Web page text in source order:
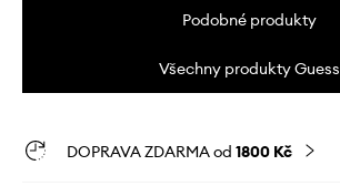
Podobné produkty
Všechny produkty Guess
DOPRAVA ZDARMA od 1800 Kč